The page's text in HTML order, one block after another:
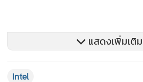
แสดงเพิ่มเติม
Intel